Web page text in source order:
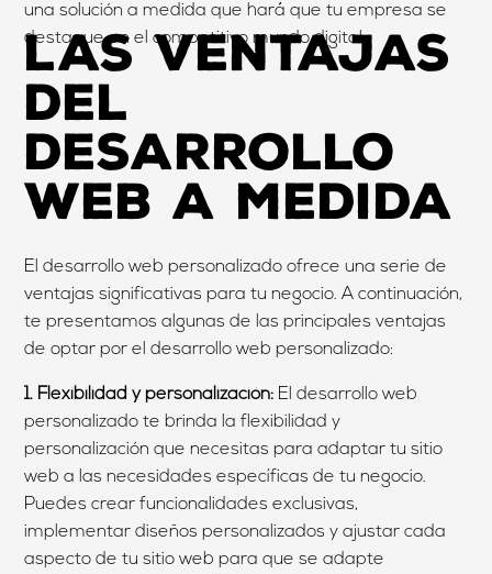
una solución a medida que hará que tu empresa se
destaque en el competitivo mundo digital.
Las ventajas
del
desarrollo
web a medida
El desarrollo web personalizado ofrece una serie de
ventajas significativas para tu negocio. A continuación,
te presentamos algunas de las principales ventajas
de optar por el desarrollo web personalizado:
1. Flexibilidad y personalización: El desarrollo web
personalizado te brinda la flexibilidad y
personalización que necesitas para adaptar tu sitio
web a las necesidades específicas de tu negocio.
Puedes crear funcionalidades exclusivas,
implementar diseños personalizados y ajustar cada
aspecto de tu sitio web para que se adapte